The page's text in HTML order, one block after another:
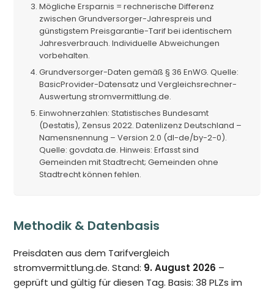
Mögliche Ersparnis = rechnerische Differenz
zwischen Grundversorger-Jahrespreis und
günstigstem Preisgarantie-Tarif bei identischem
Jahresverbrauch. Individuelle Abweichungen
vorbehalten.
Grundversorger-Daten gemäß § 36 EnWG. Quelle:
BasicProvider-Datensatz und Vergleichsrechner-
Auswertung stromvermittlung.de.
Einwohnerzahlen: Statistisches Bundesamt
(Destatis), Zensus 2022. Datenlizenz Deutschland –
Namensnennung – Version 2.0 (dl-de/by-2-0).
Quelle: govdata.de. Hinweis: Erfasst sind
Gemeinden mit Stadtrecht; Gemeinden ohne
Stadtrecht können fehlen.
Methodik & Datenbasis
Preisdaten aus dem Tarifvergleich
stromvermittlung.de. Stand: 9. August 2026 –
geprüft und gültig für diesen Tag. Basis: 38 PLZs im